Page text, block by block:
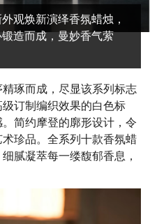
观焕新演绎香氛蜡烛，
造而成，曼妙香气萦
琢而成，尽显该系列标志
订制编织效果的白色标
简约摩登的廓形设计，令
珍品。全系列十款香氛蜡
腻凝萃每一缕馥郁香息，